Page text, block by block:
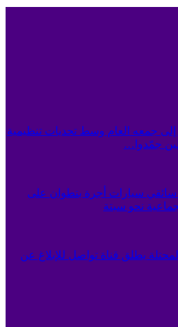
إلى جمعه العام وسط تحديات تنظيمية
جمّدوا…
سيارات أجرة بتطوان على
نحو سبتة
يطلق قناة تواصل للإبلاغ عن